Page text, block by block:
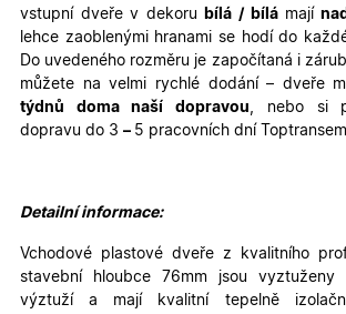
vstupní dveře v dekoru
bílá / bílámají
lehce zaoblenými hranami se hodí do
Do uvedeného rozměru je započítaná i
můžete na velmi rychlé dodání – dveře
týdnů doma naší dopravou, nebo si
dopravu do 3 – 5 pracovních dní Toptransem
Detailní informace:
Vchodové plastové dveře z kvalitního
stavební hloubce 76mm jsou vyztuženy
výztuží a mají kvalitní tepelně